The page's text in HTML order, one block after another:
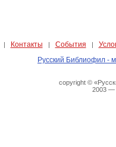
| Контакты | События |
Русский Библиофил -
copyright ©
2003 —